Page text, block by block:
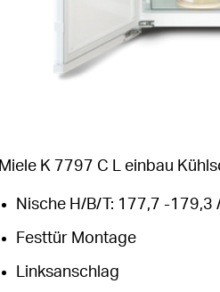
Miele K 7797 C L einbau
Nische H/B/T: 177,7 -179,3
Festtür Montage
Linksanschlag